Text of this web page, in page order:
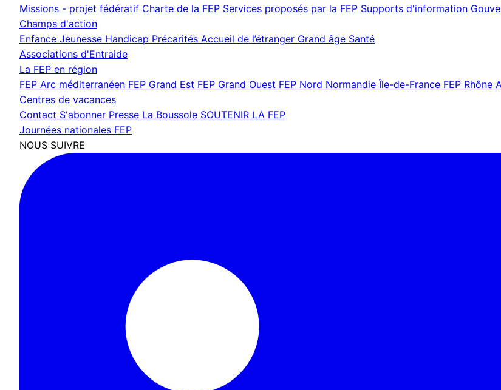
Missions - projet fédératif Charte de la FEP Services proposés par la FEP Supports d'information
Champs d'action
Enfance Jeunesse Handicap Précarités Accueil de l’étranger Grand âge Santé
Associations d'Entraide
La FEP en région
FEP Arc méditerranéen FEP Grand Est FEP Grand Ouest FEP Nord Normandie Île-de-France FEP Rhône
Centres de vacances
Contact S'abonner Presse La Boussole SOUTENIR LA FEP
Journées nationales FEP
NOUS SUIVRE